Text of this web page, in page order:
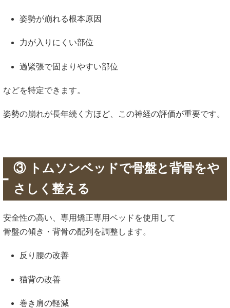
姿勢が崩れる根本原因
力が入りにくい部位
過緊張で固まりやすい部位
などを特定できます。
姿勢の崩れが長年続く方ほど、この神経の評価が重要です。
③ トムソンベッドで骨盤と背骨をや
さしく整える
安全性の高い、専用矯正専用ベッドを使用して
骨盤の傾き・背骨の配列を調整します。
反り腰の改善
猫背の改善
巻き肩の軽減